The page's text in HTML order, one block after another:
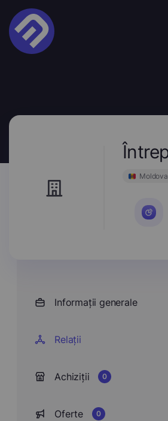
Moldova
Informații generale
Relații
Achiziții 0
Oferte 0